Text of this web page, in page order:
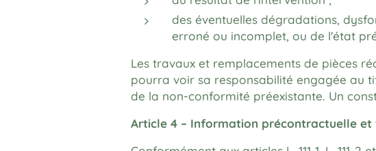
des éventuelles dégradations,
erroné ou incomplet, ou de l'état
Les travaux et remplacements de pièces
pourra voir sa responsabilité engagée au
de la non-conformité préexistante. Un
Article 4 – Information précontractuelle